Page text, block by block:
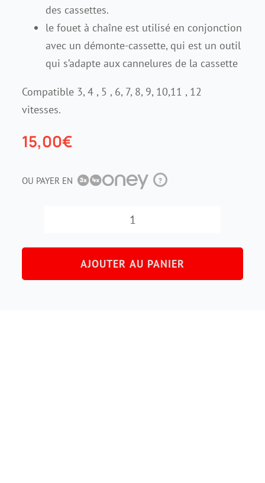
des cassettes.
le fouet à chaîne est utilisé en conjonction
avec un démonte-cassette, qui est un outil
qui s’adapte aux cannelures de la cassette
Compatible 3, 4 , 5 , 6, 7, 8, 9, 10,11 , 12
vitesses.
15,00€
OU PAYER EN ?
quantité
de
Fouet
AJOUTER AU PANIER